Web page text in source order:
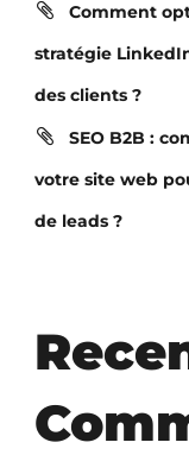
Comment
stratégie
des clients ?
SEO B2B :
votre site web
de leads ?